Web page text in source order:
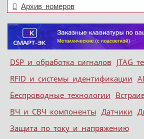
Архив номеров
Меню
Skip to content
DSP и обработка сигналов JTAG
RFID и системы идентификации
Беспроводные технологии
ВЧ и СВЧ компоненты Датчики
Защита по току и напряжению